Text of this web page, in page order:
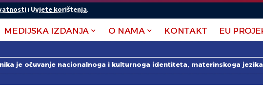
i Uvjete korištenja.
MEDIJSKA IZDANJA O NAMA KONTAKT EU
je očuvanje nacionalnoga i kulturnoga identiteta, materinskoga